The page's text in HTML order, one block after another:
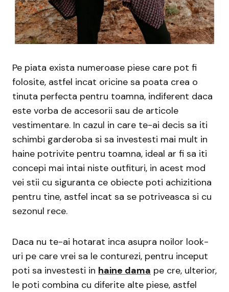
Pe piata exista numeroase piese care pot fi
folosite, astfel incat oricine sa poata crea o
tinuta perfecta pentru toamna, indiferent daca
este vorba de accesorii sau de articole
vestimentare. In cazul in care te-ai decis sa iti
schimbi garderoba si sa investesti mai mult in
haine potrivite pentru toamna, ideal ar fi sa iti
concepi mai intai niste outfituri, in acest mod
vei stii cu siguranta ce obiecte poti achizitiona
pentru tine, astfel incat sa se potriveasca si cu
sezonul rece.
Daca nu te-ai hotarat inca asupra noilor look-
uri pe care vrei sa le conturezi, pentru inceput
poti sa investesti in haine dama pe cre, ulterior,
le poti combina cu diferite alte piese, astfel